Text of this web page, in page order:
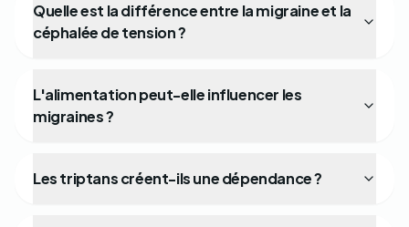
Quelle est la différence entre la migraine et la
céphalée de tension ?
L'alimentation peut-elle influencer les
migraines ?
Les triptans créent-ils une dépendance ?